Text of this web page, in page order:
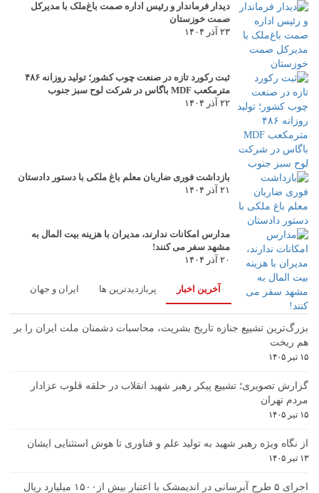
دیدار فرماندار و رئیس اداره صمت باغ‌ملک با مدیرکل
صمت خوزستان
۲۳ آذر ۱۴۰۴
ثبت رکورد تازه در صنعت چوب کشور؛ تولید روزانه ۴۸۶
مترمکعب MDF باگاس در شرکت لوح سبز جنوب
۲۲ آذر ۱۴۰۴
بازداشت فوری ضاربان معلم باغ ملکی با دستور دادستان
۲۱ آذر ۱۴۰۴
مدارس امکانات ندارند، مدیران با هزینه بیت المال به
مشهد سفر می کنند!
۲۰ آذر ۱۴۰۴
آخرین اخبار پربازدیدترین ها ایران و جهان
بزرگ‌ترین تشییع جنازه تاریخ بشریت، محاسبات دشمنان ملت ایران را بر
هم ریخت
۱۵ تیر ۱۴۰۵
گزارش تصویری؛ تشییع پیکر رهبر شهید انقلاب در حلقه قلوب عزادار
مردم تهران
۱۵ تیر ۱۴۰۵
از نگاه ویژه رهبر شهید به تولید علم و فناوری تا هوش استثنایی ایشان
۱۳ تیر ۱۴۰۵
اجرای ۵ طرح آبرسانی در اندیمشک با اعتبار بیش از۱۵۰۰ میلیارد ریال